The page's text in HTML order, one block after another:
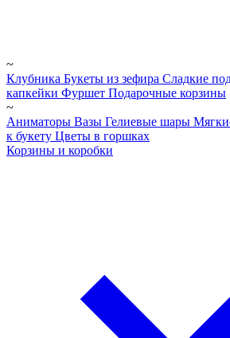
~
Клубника Букеты из зефира Сладкие
капкейки Фуршет Подарочные корзины
~
Аниматоры Вазы Гелиевые шары
к букету Цветы в горшках
Корзины и коробки